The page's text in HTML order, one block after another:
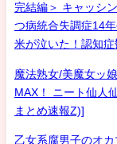
完結編＞ キャッシ
つ病統合失調症14
米が泣いた！認知
魔法熟女/美魔女ッ
MAX！ ニート仙人
まとめ速報Z)]
乙女系腐男子のオ